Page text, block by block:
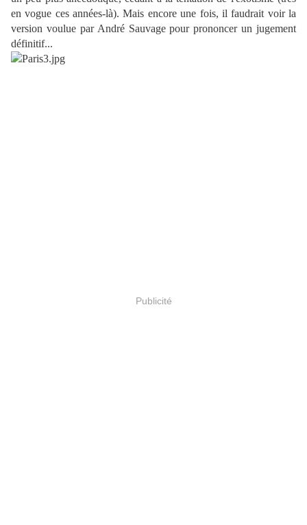
en vogue ces années-là). Mais encore une fois, il faudrait voir la
version voulue par André Sauvage pour prononcer un jugement
définitif...
Publicité